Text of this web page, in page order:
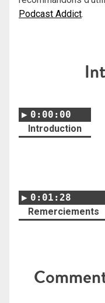
Podcast Addict.
0:00:00
Introduction
0:01:28
Remerciements